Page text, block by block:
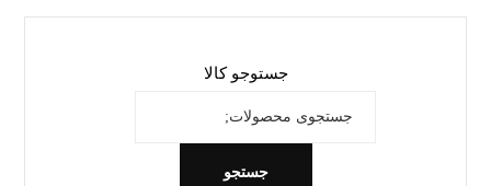
جستوجو کالا
جستجو